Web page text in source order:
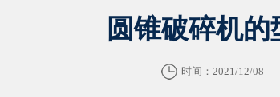
圆锥破碎机
时间：2021/12/08